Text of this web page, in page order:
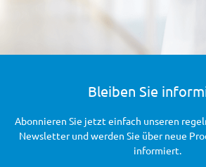
Bleiben Sie
Abonnieren Sie jetzt einfach unseren
Newsletter und werden Sie über neue
informiert.